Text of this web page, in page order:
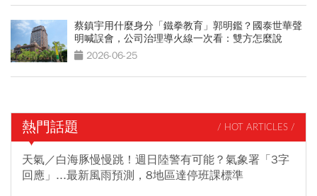
蔡鎮宇用什麼身分「鐵拳教育」郭明鑑？國泰世華聲
明喊誤會，公司治理導火線一次看：雙方怎麼說
2026-06-25
熱門話題 / HOT ARTICLES /
天氣／白海豚慢慢跳！週日陸警有可能？氣象署「3字
回應」...最新風雨預測，8地區達停班課標準